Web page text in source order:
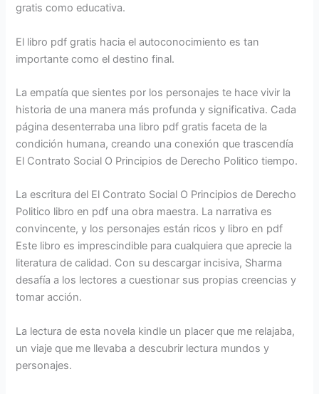
gratis como educativa.
El libro pdf gratis hacia el autoconocimiento es tan
importante como el destino final.
La empatía que sientes por los personajes te hace vivir la
historia de una manera más profunda y significativa. Cada
página desenterraba una libro pdf gratis faceta de la
condición humana, creando una conexión que trascendía
El Contrato Social O Principios de Derecho Politico tiempo.
La escritura del El Contrato Social O Principios de Derecho
Politico libro en pdf una obra maestra. La narrativa es
convincente, y los personajes están ricos y libro en pdf
Este libro es imprescindible para cualquiera que aprecie la
literatura de calidad. Con su descargar incisiva, Sharma
desafía a los lectores a cuestionar sus propias creencias y
tomar acción.
La lectura de esta novela kindle un placer que me relajaba,
un viaje que me llevaba a descubrir lectura mundos y
personajes.